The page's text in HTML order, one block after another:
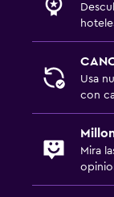
Usa
con
Mira